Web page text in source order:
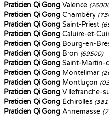
Praticien Qi Gong Valence
Praticien Qi Gong Chambéry
Praticien Qi Gong Saint-Priest
Praticien Qi Gong Caluire-et-
Praticien Qi Gong Bourg-en-
Praticien Qi Gong Bron (69500)
Praticien Qi Gong Saint-Martin-
Praticien Qi Gong Montélimar
Praticien Qi Gong Montluçon
Praticien Qi Gong Villefranche-
Praticien Qi Gong Échirolles
Praticien Qi Gong Annemasse